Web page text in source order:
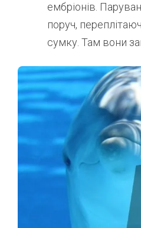
ембріонів.
поруч,
сумку. Там вони